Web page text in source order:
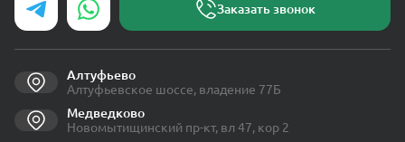
Заказать звонок
Алтуфьево
Алтуфьевское шоссе, владение 77Б
Медведково
Новомытищинский пр-кт, вл 47, кор 2